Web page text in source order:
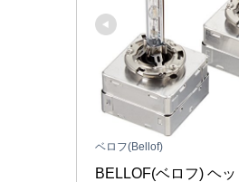
ベロフ(Bellof)
BELLOF(ベロフ) ヘ